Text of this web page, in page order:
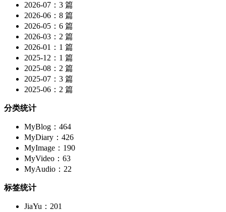
2026-07：3 篇
2026-06：8 篇
2026-05：6 篇
2026-03：2 篇
2026-01：1 篇
2025-12：1 篇
2025-08：2 篇
2025-07：3 篇
2025-06：2 篇
分类统计
MyBlog：464
MyDiary：426
MyImage：190
MyVideo：63
MyAudio：22
标签统计
JiaYu：201